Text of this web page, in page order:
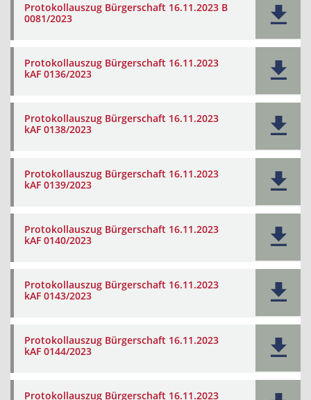
Protokollauszug Bürgerschaft 16.11.2023 B
0081/2023
Protokollauszug Bürgerschaft 16.11.2023
kAF 0136/2023
Protokollauszug Bürgerschaft 16.11.2023
kAF 0138/2023
Protokollauszug Bürgerschaft 16.11.2023
kAF 0139/2023
Protokollauszug Bürgerschaft 16.11.2023
kAF 0140/2023
Protokollauszug Bürgerschaft 16.11.2023
kAF 0143/2023
Protokollauszug Bürgerschaft 16.11.2023
kAF 0144/2023
Protokollauszug Bürgerschaft 16.11.2023